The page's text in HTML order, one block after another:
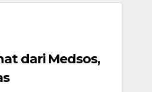
dari Medsos,